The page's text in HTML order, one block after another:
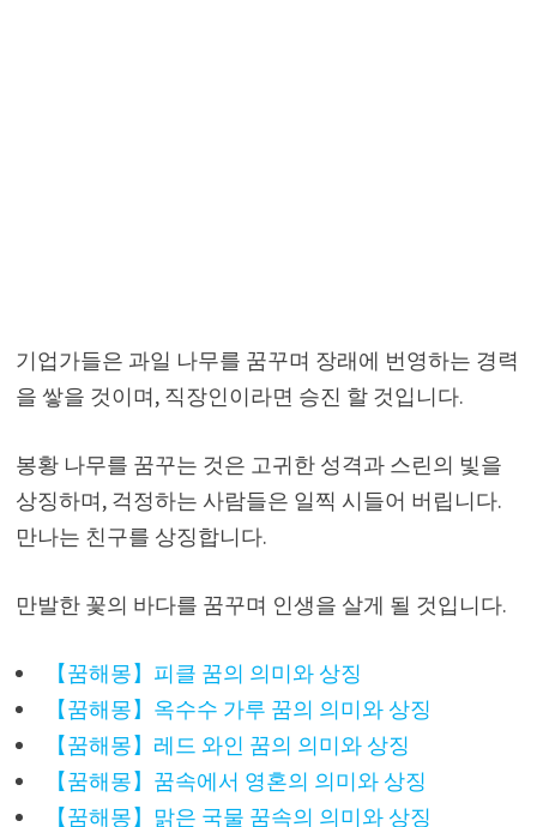
기업가들은 과일 나무를 꿈꾸며 장래에 번영하는 경력
을 쌓을 것이며, 직장인이라면 승진 할 것입니다.
봉황 나무를 꿈꾸는 것은 고귀한 성격과 스린의 빛을
상징하며, 걱정하는 사람들은 일찍 시들어 버립니다.
만나는 친구를 상징합니다.
만발한 꽃의 바다를 꿈꾸며 인생을 살게 될 것입니다.
【꿈해몽】피클 꿈의 의미와 상징
【꿈해몽】옥수수 가루 꿈의 의미와 상징
【꿈해몽】레드 와인 꿈의 의미와 상징
【꿈해몽】꿈속에서 영혼의 의미와 상징
【꿈해몽】맑은 국물 꿈속의 의미와 상징